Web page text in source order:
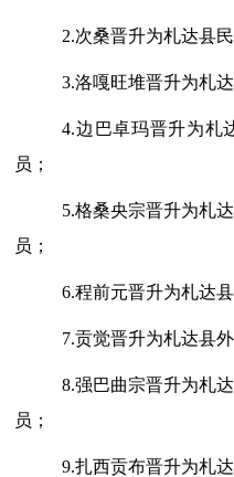
2.次桑晋升为札达县
3.洛嘎旺堆晋升为札
4.边巴卓玛晋升为札
员；
5.格桑央宗晋升为札
员；
6.程前元晋升为札达
7.贡觉晋升为札达县
8.强巴曲宗晋升为札
员；
9.扎西贡布晋升为札